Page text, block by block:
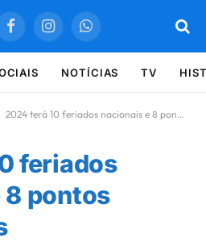
FacebookInstagramWhatsApp
NOTÍCIAS TV
2024 terá 10 feriados nacionais e 8 pontos facultativos
feriados
8 pontos